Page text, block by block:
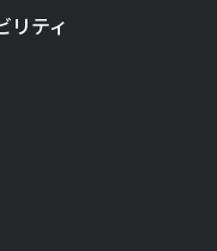
リティ